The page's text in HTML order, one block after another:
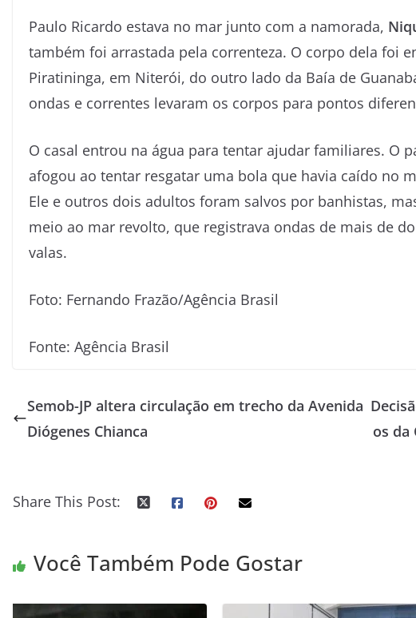
Paulo Ricardo estava no mar junto com a namorada,
também foi arrastada pela correnteza. O corpo dela foi
Piratininga, em Niterói, do outro lado da Baía de
ondas e correntes levaram os corpos para pontos
O casal entrou na água para tentar ajudar familiares. O
afogou ao tentar resgatar uma bola que havia caído no
Ele e outros dois adultos foram salvos por banhistas,
meio ao mar revolto, que registrava ondas de mais de
valas.
Foto: Fernando Frazão/Agência Brasil
Fonte: Agência Brasil
Semob-JP altera circulação em trecho da Avenida
Diógenes Chianca
os da
Share This Post:
Você Também Pode Gostar